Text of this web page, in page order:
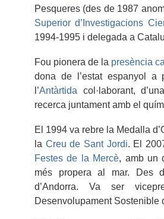
Pesqueres (des de 1987
Superior d’Investigacions
1994-1995 i delegada a
Fou pionera de la presència
dona de l’estat espanyol a
l’Antàrtida col·laborant,
recerca juntament amb el
El 1994 va rebre la Medalla
la Creu de Sant Jordi. El
Festes de la Mercè, amb un
més propera al mar. Des
d’Andorra. Va ser
Desenvolupament Sostenible